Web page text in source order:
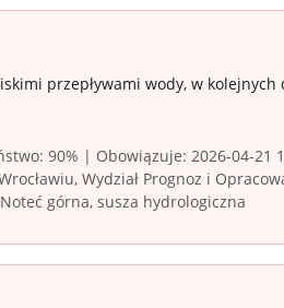
przepływami wody, w
90% | Obowiązuje: 2026-04-21
Wydział Prognoz i
górna, susza hydrologiczna